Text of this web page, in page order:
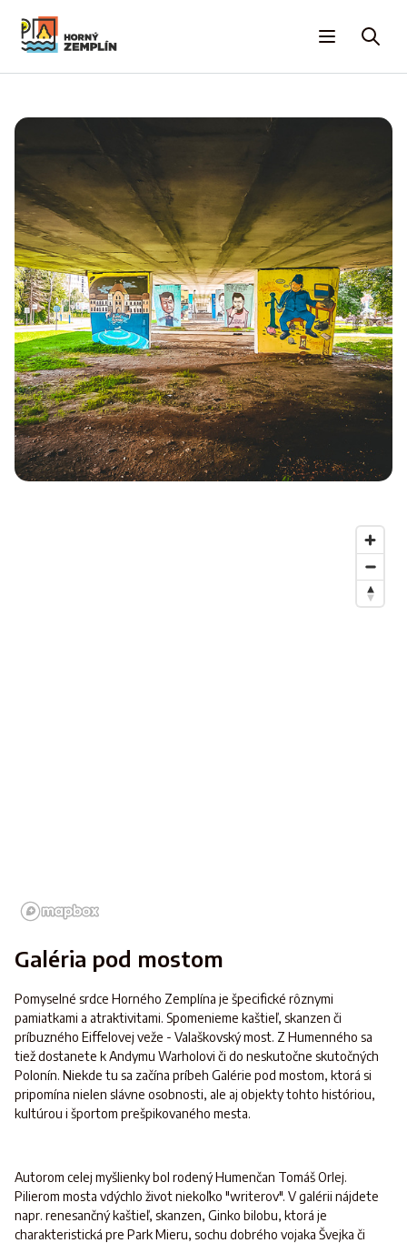
Galéria pod mostom
Pomyselné srdce Horného Zemplína je špecifické rôznymi
pamiatkami a atraktivitami. Spomenieme kaštieľ, skanzen či
príbuzného Eiffelovej veže - Valaškovský most. Z Humenného sa
tiež dostanete k Andymu Warholovi či do neskutočne skutočných
Polonín. Niekde tu sa začína príbeh Galérie pod mostom, ktorá si
pripomína nielen slávne osobnosti, ale aj objekty tohto históriou,
kultúrou i športom prešpikovaného mesta.
Autorom celej myšlienky bol rodený Humenčan Tomáš Orlej.
Pilierom mosta vdýchlo život niekoľko "writerov". V galérii nájdete
napr. renesančný kaštieľ, skanzen, Ginko bilobu, ktorá je
charakteristická pre Park Mieru, sochu dobrého vojaka Švejka či